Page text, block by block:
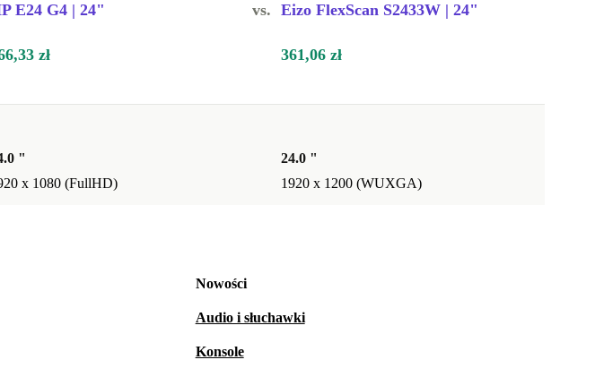
E24 G4 | 24" vs. Eizo FlexScan S2433W | 24"
zł 361,06 zł
"
x 1080 (FullHD)
24.0 "
1920 x 1200 (WUXGA)
Nowości
Audio i słuchawki
Konsole